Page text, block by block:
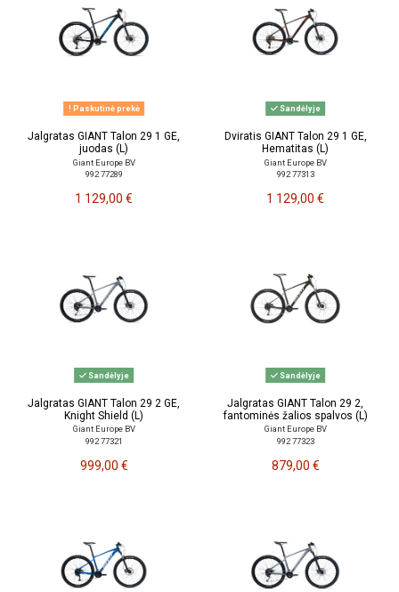
Paskutinė prekė
Jalgratas GIANT Talon 29 1 GE,
juodas (L)
Giant Europe BV
992 77289
1 129,00 €
Sandėlyje
Dviratis GIANT Talon 29 1 GE,
Hematitas (L)
Giant Europe BV
992 77313
1 129,00 €
Sandėlyje
Jalgratas GIANT Talon 29 2 GE,
Knight Shield (L)
Giant Europe BV
992 77321
999,00 €
Sandėlyje
Jalgratas GIANT Talon 29 2,
fantominės žalios spalvos (L)
Giant Europe BV
992 77323
879,00 €